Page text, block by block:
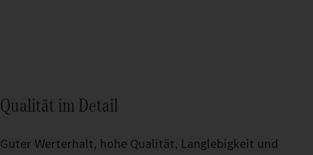
Qualität im Detail
Guter Werterhalt, hohe Qualität, Langlebigkeit und